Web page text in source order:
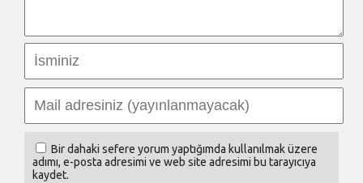
Bir dahaki sefere yorum yaptığımda kullanılmak üzere
adımı, e-posta adresimi ve web site adresimi bu tarayıcıya
kaydet.